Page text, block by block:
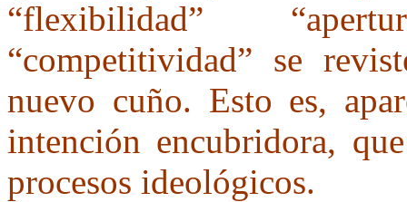
“flexibilidad”
“competitividad” se
nuevo cuño. Esto es,
intención encubridora,
procesos ideológicos.